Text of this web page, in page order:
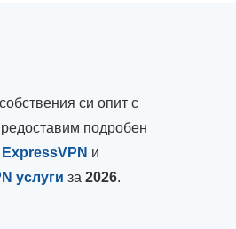
си опит с
подробен
ExpressVPN и
услуги за 2026.